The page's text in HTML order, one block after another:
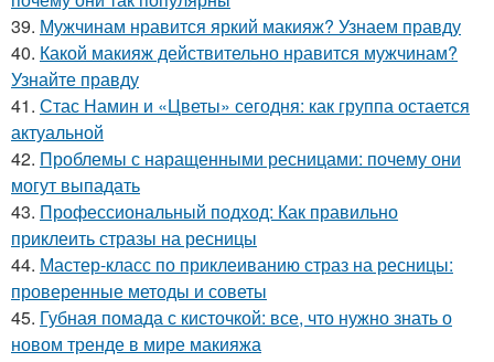
39. Мужчинам нравится яркий макияж? Узнаем правду
40. Какой макияж действительно нравится мужчинам?
Узнайте правду
41. Стас Намин и «Цветы» сегодня: как группа остается
актуальной
42. Проблемы с наращенными ресницами: почему они
могут выпадать
43. Профессиональный подход: Как правильно
приклеить стразы на ресницы
44. Мастер-класс по приклеиванию страз на ресницы:
проверенные методы и советы
45. Губная помада с кисточкой: все, что нужно знать о
новом тренде в мире макияжа